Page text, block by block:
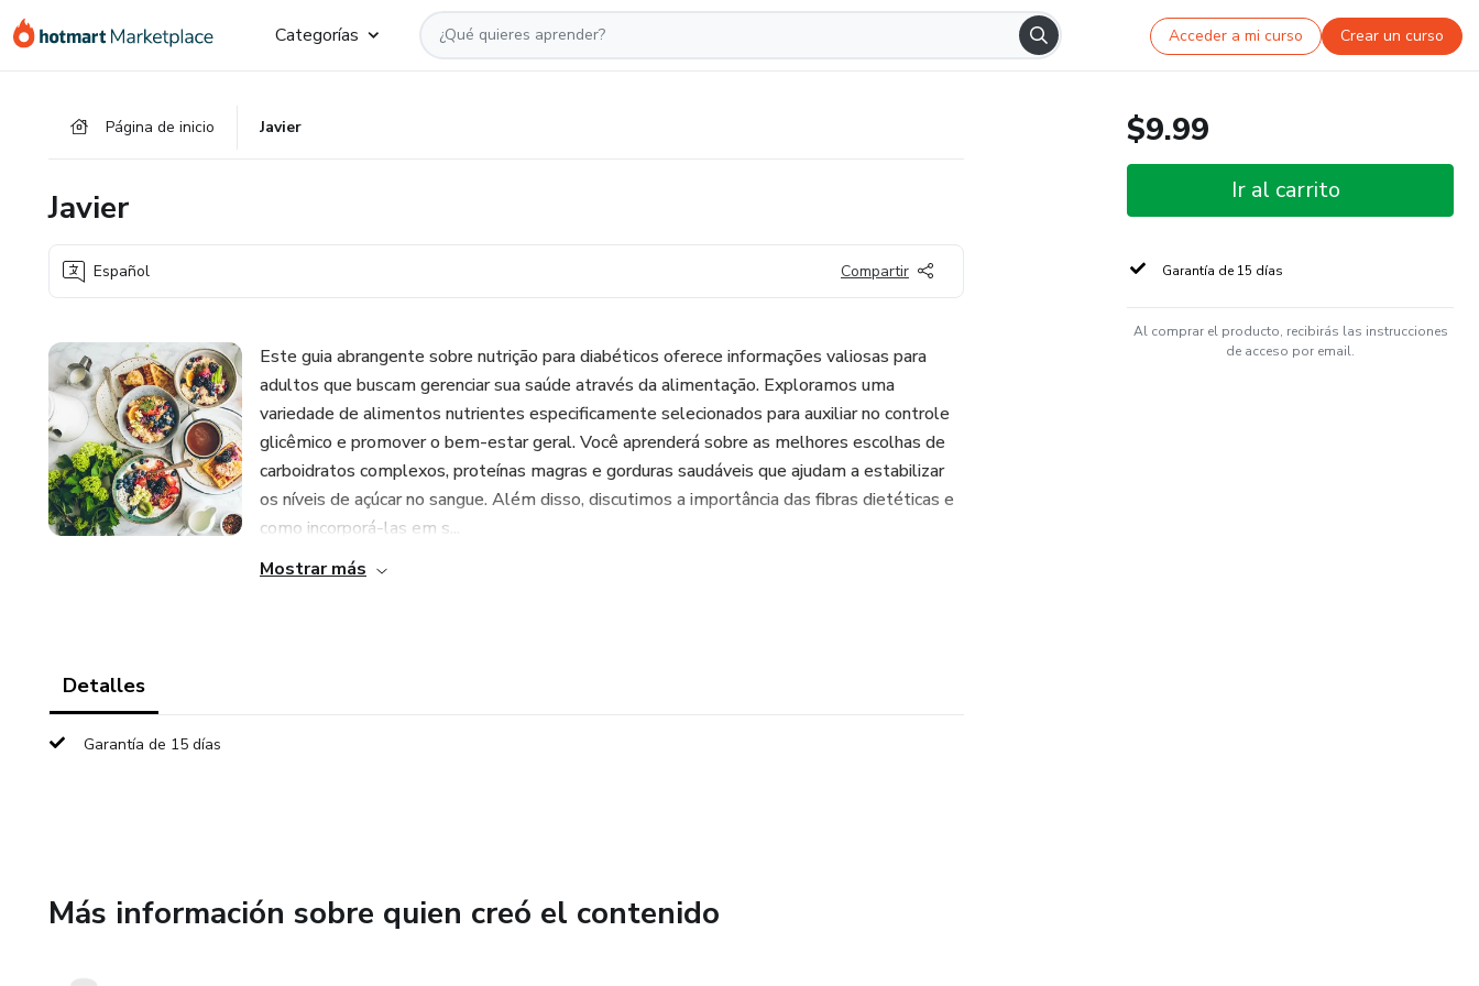
Categorías Acceder a mi curso Crear un curso
Página de inicio Javier
Javier
Español Compartir
Este guia abrangente sobre nutrição para diabéticos oferece informações valiosas para
adultos que buscam gerenciar sua saúde através da alimentação. Exploramos uma
variedade de alimentos nutrientes especificamente selecionados para auxiliar no controle
glicêmico e promover o bem-estar geral. Você aprenderá sobre as melhores escolhas de
carboidratos complexos, proteínas magras e gorduras saudáveis que ajudam a estabilizar
os níveis de açúcar no sangue. Além disso, discutimos a importância das fibras dietéticas e
como incorporá-las em s...
Mostrar más
Detalles
Garantía de 15 días
Más información sobre quien creó el contenido
$9.99
Ir al carrito
Garantía de 15 días
Al comprar el producto, recibirás las instrucciones
de acceso por email.